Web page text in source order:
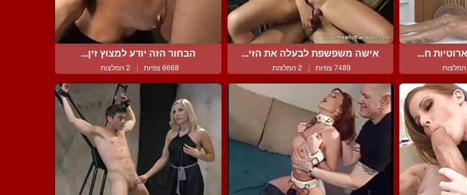
ח... אישה משפשפת לבעלה את הזי...
7489 צפיות | 2 המלצות
הבחור הזה יודע למצוץ זין...
6668 צפיות | 2 המלצות